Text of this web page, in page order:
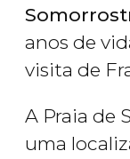
anos de
visita de
A Praia de
uma